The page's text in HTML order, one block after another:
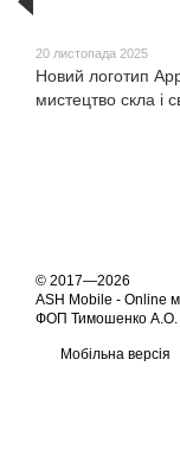
20 листопада 2025
Новий логотип
мистецтво скла і
© 2017—2026
ASH Mobile - Online
ФОП Тимошенко А.О.
Мобільна версія